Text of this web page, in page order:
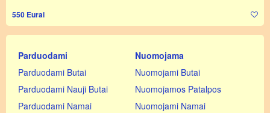
550 Eurai
Parduodami
Parduodami Butai
Parduodami Nauji Butai
Parduodami Namai
Nuomojama
Nuomojami Butai
Nuomojamos Patalpos
Nuomojami Namai